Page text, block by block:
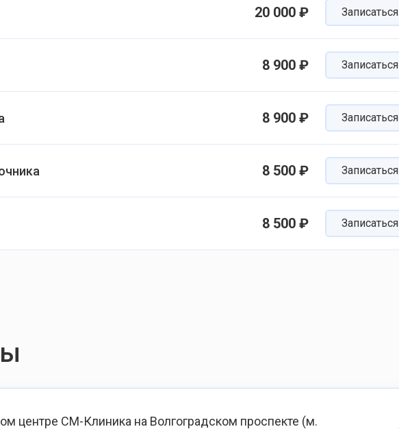
20 000 ₽ Записаться
8 900 ₽ Записаться
8 900 ₽ Записаться
8 500 ₽ Записаться
8 500 ₽ Записаться
центре СМ-Клиника на Волгоградском проспекте (м.